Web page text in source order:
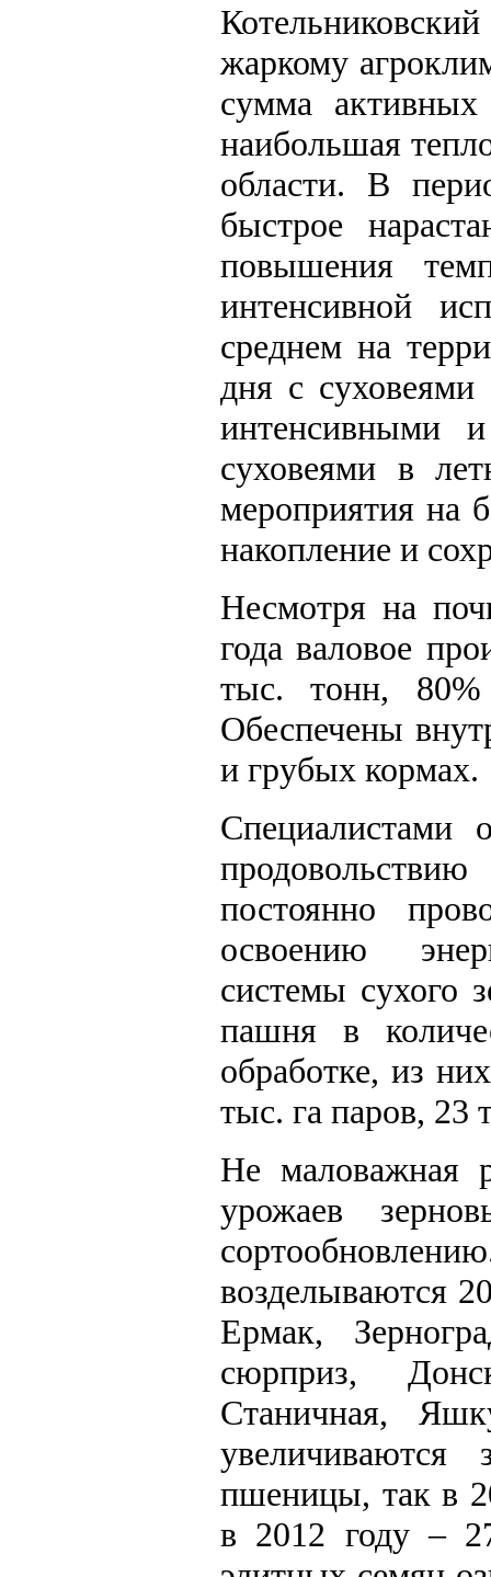
жаркому
сумма
наибольшая
области. В
быстрое
повышения
интенсивной
среднем на
дня с суховеями
интенсивными
суховеями в
мероприятия на
накопление и
Несмотря на
года валовое
тыс. тонн,
Обеспечены
и грубых кормах.
Специалистами
постоянно
освоению
системы сухого
пашня в
обработке, из
тыс. га паров, 23
Не маловажная
урожаев
возделываются
Ермак,
сюрприз,
Станичная,
пшеницы, так в
в 2012 году –